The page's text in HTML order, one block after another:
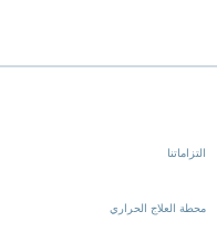
التزاماتنا
محطة العلاج الحراري